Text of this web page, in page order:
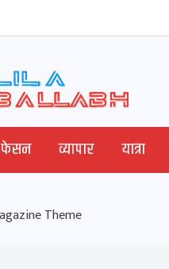
फेसन व्यापार यात्रा